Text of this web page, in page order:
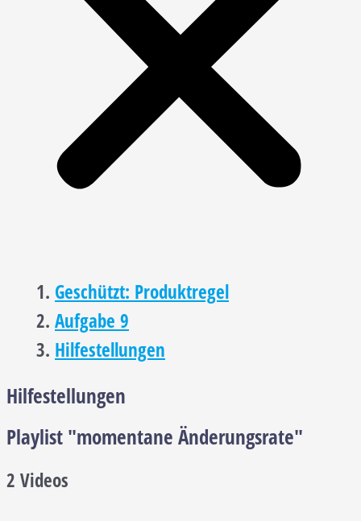
Geschützt: Produktregel
Aufgabe 9
Hilfestellungen
Hilfestellungen
Playlist "momentane Änderungsrate"
2 Videos